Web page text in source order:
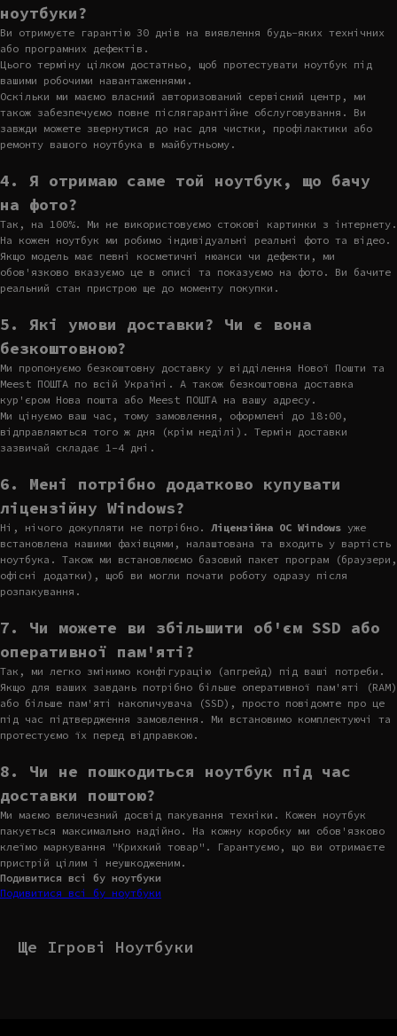
ноутбуки?
Ви отримуєте гарантію 30 днів на виявлення будь-яких технічних
або програмних дефектів.
Цього терміну цілком достатньо, щоб протестувати ноутбук під
вашими робочими навантаженнями.
Оскільки ми маємо власний авторизований сервісний центр, ми
також забезпечуємо повне післягарантійне обслуговування. Ви
завжди можете звернутися до нас для чистки, профілактики або
ремонту вашого ноутбука в майбутньому.
4. Я отримаю саме той ноутбук, що бачу
на фото?
Так, на 100%. Ми не використовуємо стокові картинки з інтернету.
На кожен ноутбук ми робимо індивідуальні реальні фото та відео.
Якщо модель має певні косметичні нюанси чи дефекти, ми
обов'язково вказуємо це в описі та показуємо на фото. Ви бачите
реальний стан пристрою ще до моменту покупки.
5. Які умови доставки? Чи є вона
безкоштовною?
Ми пропонуємо безкоштовну доставку у відділення Нової Пошти та
Meest ПОШТА по всій Україні. А також безкоштовна доставка
кур'єром Нова пошта або Meest ПОШТА на вашу адресу.
Ми цінуємо ваш час, тому замовлення, оформлені до 18:00,
відправляються того ж дня (крім неділі). Термін доставки
зазвичай складає 1-4 дні.
6. Мені потрібно додатково купувати
ліцензійну Windows?
Ні, нічого докупляти не потрібно. Ліцензійна ОС Windows уже
встановлена нашими фахівцями, налаштована та входить у вартість
ноутбука. Також ми встановлюємо базовий пакет програм (браузери,
офісні додатки), щоб ви могли почати роботу одразу після
розпакування.
7. Чи можете ви збільшити об'єм SSD або
оперативної пам'яті?
Так, ми легко змінимо конфігурацію (апгрейд) під ваші потреби.
Якщо для ваших завдань потрібно більше оперативної пам'яті (RAM)
або більше пам'яті накопичувача (SSD), просто повідомте про це
під час підтвердження замовлення. Ми встановимо комплектуючі та
протестуємо їх перед відправкою.
8. Чи не пошкодиться ноутбук під час
доставки поштою?
Ми маємо величезний досвід пакування техніки. Кожен ноутбук
пакується максимально надійно. На кожну коробку ми обов'язково
клеїмо маркування "Крихкий товар". Гарантуємо, що ви отримаєте
пристрій цілим і неушкодженим.
Подивитися всі бу ноутбуки
Подивитися всі бу ноутбуки
Ще Ігрові Ноутбуки